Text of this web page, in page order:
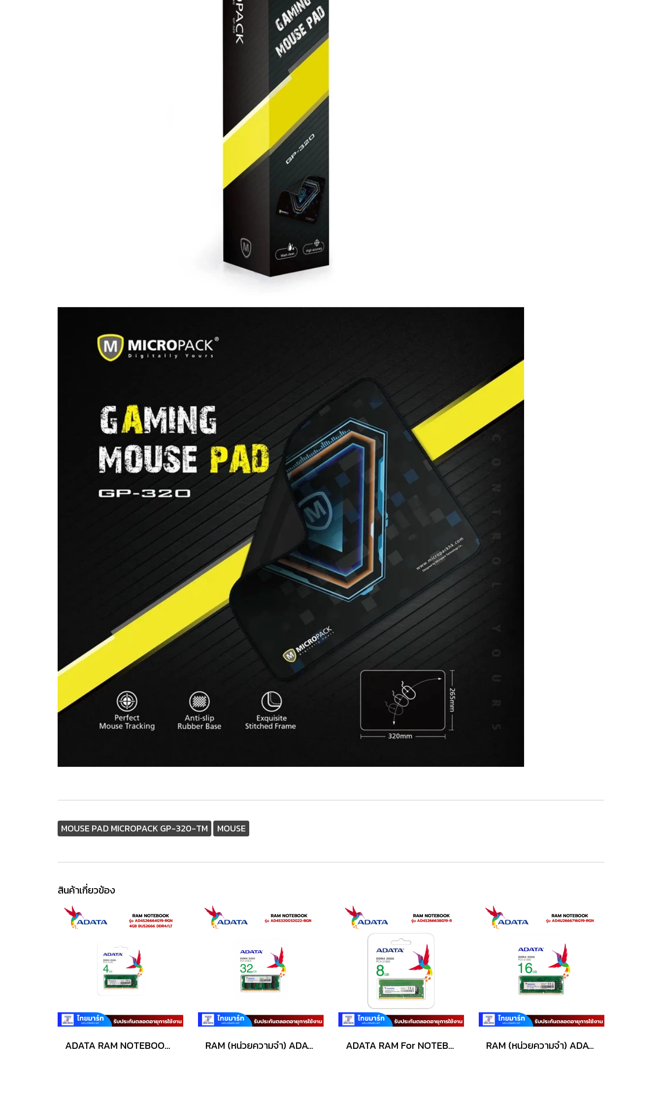
MOUSE PAD MICROPACK GP-320-TM MOUSE
สินค้าเกี่ยวข้อง
ADATA RAM NOTEBOOK AD4S26664G19-RGN 4GB BUS2666 DDR4/LT RAM (หน่วยความจำ) ADATA AD4S320032G22-BGN 32GB DDR4-3200/PC4-25600 SODIMM ADATA RAM For NOTEBOOK(แรมโน้ตบุ๊ค) รุ่น (AD4S266638G19-R) SODIMM DDR4-8GB/Buss 2666MHz RAM (หน่วยความจำ) ADATA PREMIER (AD4U2666716G19-RGN) 16GB (16GBx1) DDR4 2666MHz